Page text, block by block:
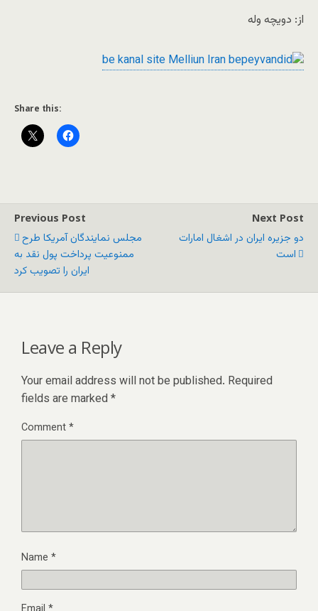
از: دویچه وله
Share this:
Previous Post
مجلس نمایندگان آمریکا طرح
ممنوعیت پرداخت پول نقد به
ایران را تصویب کرد
Next Post
دو جزیره ایران در اشغال امارات
است
Leave a Reply
Your email address will not be published. Required
fields are marked *
Comment*
Name *